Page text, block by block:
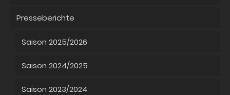
Presseberichte
Saison 2025/2026
Saison 2024/2025
Saison 2023/2024